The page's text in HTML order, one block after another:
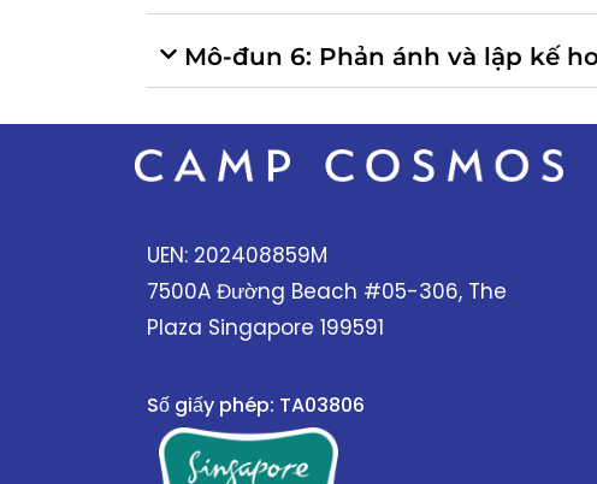
Mô-đun 6: Phản ánh và lập kế
UEN: 202408859M
7500A Đường Beach #05-306, The
Plaza Singapore 199591
Số giấy phép: TA03806